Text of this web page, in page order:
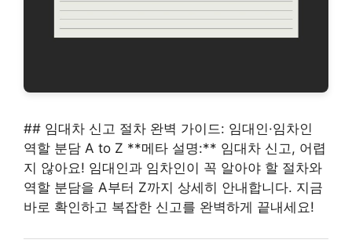
## 임대차 신고 절차 완벽 가이드: 임대인·임차인
역할 분담 A to Z **메타 설명:** 임대차 신고, 어렵
지 않아요! 임대인과 임차인이 꼭 알아야 할 절차와
역할 분담을 A부터 Z까지 상세히 안내합니다. 지금
바로 확인하고 복잡한 신고를 완벽하게 끝내세요!